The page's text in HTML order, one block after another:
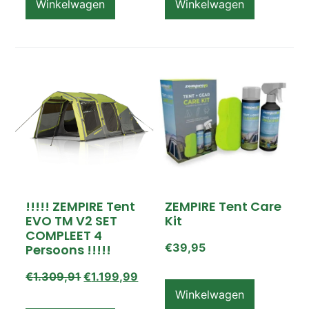
Winkelwagen Winkelwagen
!!!!! ZEMPIRE Tent
EVO TM V2 SET
COMPLEET 4
Persoons !!!!!
€1.309,91 €1.199,99
ZEMPIRE Tent Care
Kit
€39,95
Winkelwagen